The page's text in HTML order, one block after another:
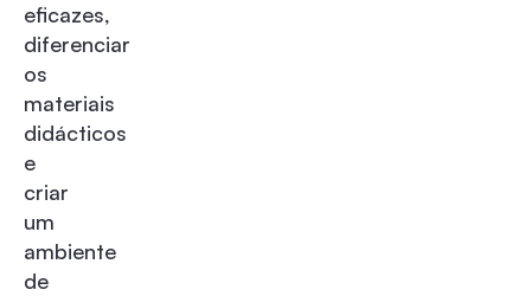
eficazes,
diferenciar
os
materiais
didácticos
e
criar
um
ambiente
de